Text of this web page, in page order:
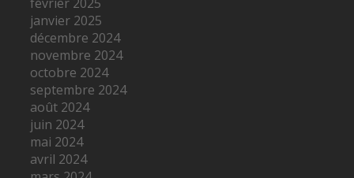
janvier 2025
décembre 2024
novembre 2024
octobre 2024
septembre 2024
août 2024
juin 2024
mai 2024
avril 2024